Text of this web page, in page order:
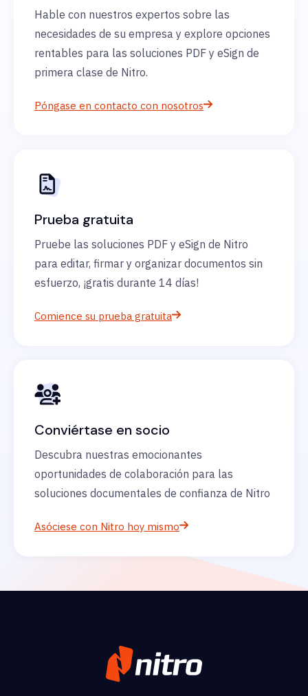
Hable con nuestros expertos sobre las
necesidades de su empresa y explore opciones
rentables para las soluciones PDF y eSign de
primera clase de Nitro.
Póngase en contacto con nosotros
Prueba gratuita
Pruebe las soluciones PDF y eSign de Nitro
para editar, firmar y organizar documentos sin
esfuerzo, ¡gratis durante 14 días!
Comience su prueba gratuita
Conviértase en socio
Descubra nuestras emocionantes
oportunidades de colaboración para las
soluciones documentales de confianza de Nitro
Asóciese con Nitro hoy mismo